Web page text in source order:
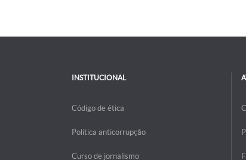
INSTITUCIONAL
Código de ética
Politica anticorrupção
Curso de jornalismo